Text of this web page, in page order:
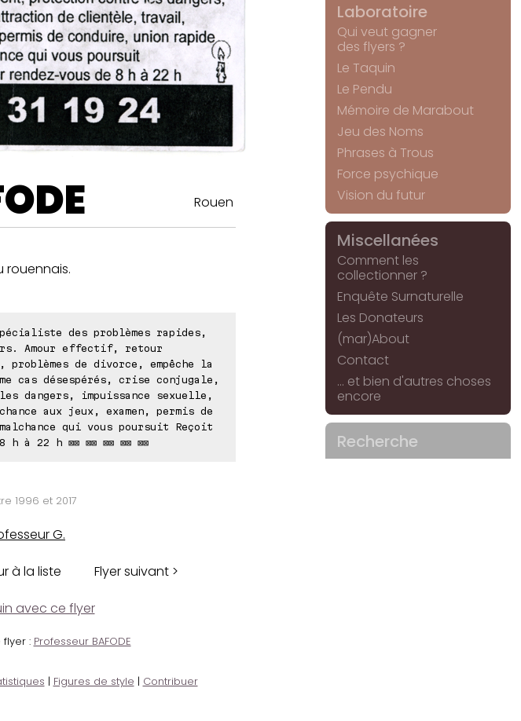
Rouen
rouennais.
des problèmes rapides,
Amour effectif, retour
de divorce, empêche la
cas désespérés, crise conjugale,
dangers, impuissance sexuelle,
aux jeux, examen, permis de
qui vous poursuit Reçoit
à 22 h ⊠⊠ ⊠⊠ ⊠⊠ ⊠⊠ ⊠⊠
1996 et 2017
G.
à la liste Flyer suivant >
avec ce flyer
: Professeur BAFODE
| Figures de style | Contribuer
Laboratoire
Qui veut gagner
des flyers ?
Le Taquin
Le Pendu
Mémoire de Marabout
Jeu des Noms
Phrases à Trous
Force psychique
Vision du futur
Miscellanées
Comment les
collectionner ?
Enquête Surnaturelle
Les Donateurs
(mar)About
Contact
... et bien d'autres choses
encore
Recherche